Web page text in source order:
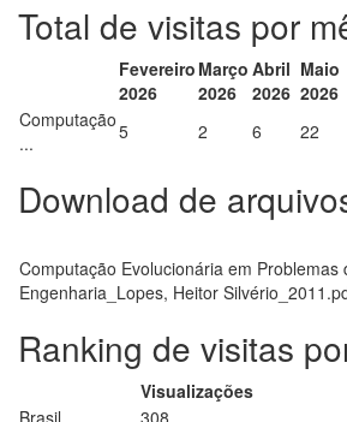
Total de visitas por
Fevereiro
2026
Março
2026
Abril
2026
Maio
2026
Computação
...
5 2 6 22
Download de
Computação Evolucionária em Problemas
Engenharia_Lopes, Heitor
Ranking de visitas
Visualizações
Brasil
308